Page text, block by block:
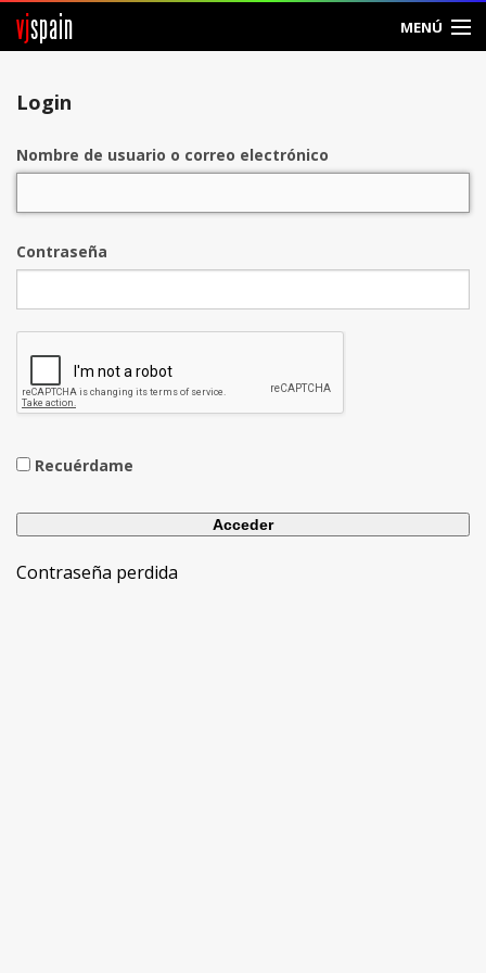
vjspain MENÚ
Login
Nombre de usuario o correo electrónico
Contraseña
Recuérdame
Contraseña perdida